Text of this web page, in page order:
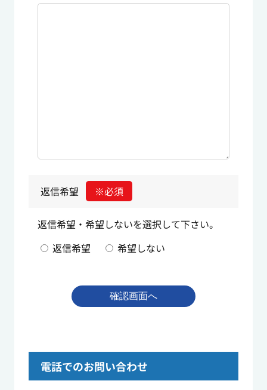
返信希望 ※必須
返信希望・希望しないを選択して下さい。
返信希望
希望しない
電話でのお問い合わせ